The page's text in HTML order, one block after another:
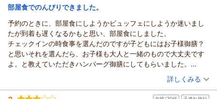
今後もより一層お客様にご満足いただけるよう、スタッフ一同
またのご来館を心よりお待ち申し上げております。
（返信日：2026/06/15）
いましたが、同じよーな気温でした。冷房はまだでしたが、網戸
を開けていると、夜は涼しげで良かったです。広い部屋へのラン
クアップ、美味しいルームサービス夕食、ありがとうございまし
た。
宿泊価格帯： 16,001～17,000円(大人一人あたり/税込)
ホテル・フロラシオン那須からの返信
この度はホテル・フロラシオン那須にご宿泊いただき誠にあり
がとうございます。
またご感想をお寄せいただき重ねて御礼申し上げます。
ホテル・フロラシオン那須は広大な牧場の敷地の奥に位置して
渓流の散策路とともに、豊かな自然の環境をおたのしみいただ
部屋食でのんびりできました。
予約のときに、部屋食にしようかビュッフェにしようか迷いまし
たが到着も遅くなるかもと思い、部屋食にしました。
チェックインの時食事を選んだのですが子どもにはお子様御膳？
と思いそれを選んだら、お子様も大人と一緒のもので大丈夫です
よ。と教えていただきハンバーグ御膳にしてもらいました。
正直部屋食どうなんだろう？と心配でしたが温かいものがきちん
と運ばれてきてとても美味しくゆっくり食事もできて大満足でし
（投稿日：2026/05/31）
宿泊時期： 2026年05月宿泊 (子連れ旅行)
詳しくみる